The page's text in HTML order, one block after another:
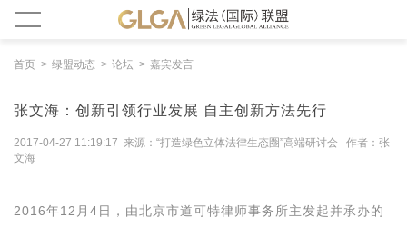
首页 绿盟动态 论坛 嘉宾发言
张文海：创新引领行业发展 自主创新方法先行
2017-04-27 11:19:17 来源：“打造绿色立体法律生态圈”高端研讨会 作者：张
文海
2016年12月4日，由北京市道可特律师事务所主发起并承办的